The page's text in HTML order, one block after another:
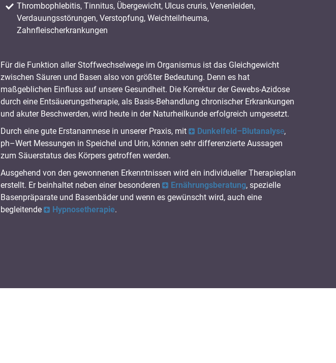
Thrombophlebitis, Tinnitus, Übergewicht, Ulcus cruris, Venenleiden,
Verdauungsstörungen, Verstopfung, Weichteilrheuma,
Zahnfleischerkrankungen
Für die Funktion aller Stoffwechselwege im Organismus ist das Gleichgewicht
zwischen Säuren und Basen also von größter Bedeutung. Denn es hat
maßgeblichen Einfluss auf unsere Gesundheit. Die Korrektur der Gewebs-Azidose
durch eine Entsäuerungstherapie, als Basis-Behandlung chronischer Erkrankungen
und akuter Beschwerden, wird heute in der Naturheilkunde erfolgreich umgesetzt.
Durch eine gute Erstanamnese in unserer Praxis, mit
Dunkelfeld–Blutanalyse,
ph–Wert Messungen in Speichel und Urin, können sehr differenzierte Aussagen
zum Säuerstatus des Körpers getroffen werden.
Ausgehend von den gewonnenen Erkenntnissen wird ein individueller Therapieplan
erstellt. Er beinhaltet neben einer besonderen
Ernährungsberatung, spezielle
Basenpräparate und Basenbäder und wenn es gewünscht wird, auch eine
begleitende
Hypnosetherapie.